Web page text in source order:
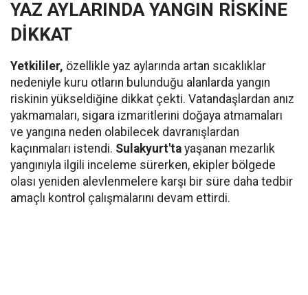
YAZ AYLARINDA YANGIN RİSKİNE
DİKKAT
Yetkililer, özellikle yaz aylarında artan sıcaklıklar
nedeniyle kuru otların bulunduğu alanlarda yangın
riskinin yükseldiğine dikkat çekti. Vatandaşlardan anız
yakmamaları, sigara izmaritlerini doğaya atmamaları
ve yangına neden olabilecek davranışlardan
kaçınmaları istendi. Sulakyurt'ta yaşanan mezarlık
yangınıyla ilgili inceleme sürerken, ekipler bölgede
olası yeniden alevlenmelere karşı bir süre daha tedbir
amaçlı kontrol çalışmalarını devam ettirdi.